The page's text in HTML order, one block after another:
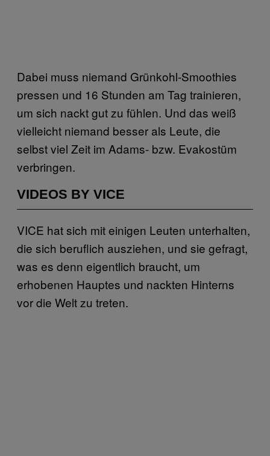
Dabei muss niemand Grünkohl-Smoothies
pressen und 16 Stunden am Tag trainieren,
um sich nackt gut zu fühlen. Und das weiß
vielleicht niemand besser als Leute, die
selbst viel Zeit im Adams- bzw. Evakostüm
verbringen.
VIDEOS BY VICE
VICE hat sich mit einigen Leuten unterhalten,
die sich beruflich ausziehen, und sie gefragt,
was es denn eigentlich braucht, um
erhobenen Hauptes und nackten Hinterns
vor die Welt zu treten.